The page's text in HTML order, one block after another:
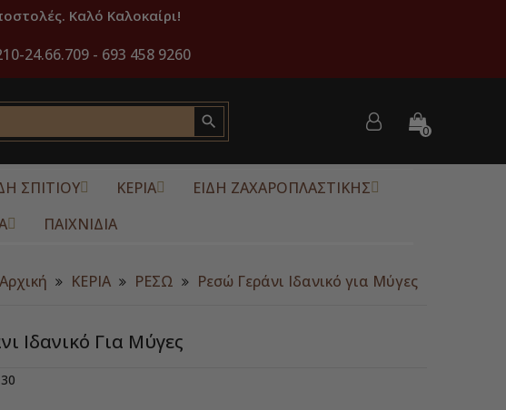
Καλό Καλοκαίρι!
24.66.709 - 693 458 9260
 0
ΣΠΙΤΙΟΥ ΚΕΡΙΑ
ΕΙΔΗ ΖΑΧΑΡΟΠΛΑΣΤΙΚΗΣ
ΠΑΙΧΝΙΔΙΑ
Αρχική ΚΕΡΙΑ ΡΕΣΩ Ρεσώ Γεράνι Ιδανικό για Μύγες
Ιδανικό Για Μύγες